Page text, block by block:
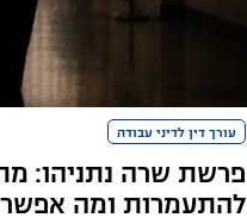
עורך דין לדיני עבודה
פרשת שרה נתניהו:
להתעמרות ומה